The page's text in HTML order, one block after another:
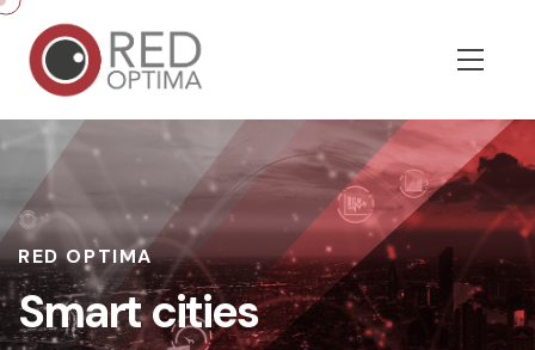
RED OPTIMA
Smart cities